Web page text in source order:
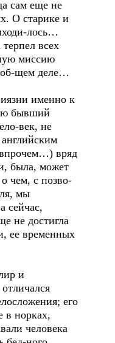
сам еще не
О старике и
лось…
всех
миссию
об-щем деле…
именно к
бывший
век, не
вряд
была, может
чем, с позво-
мы
сейчас,
не достигла
ее временных
и
его
в норках,
человека